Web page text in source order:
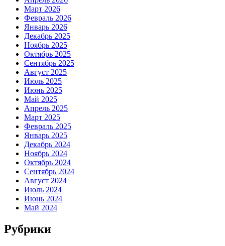
Март 2026
Февраль 2026
Январь 2026
Декабрь 2025
Ноябрь 2025
Октябрь 2025
Сентябрь 2025
Август 2025
Июль 2025
Июнь 2025
Май 2025
Апрель 2025
Март 2025
Февраль 2025
Январь 2025
Декабрь 2024
Ноябрь 2024
Октябрь 2024
Сентябрь 2024
Август 2024
Июль 2024
Июнь 2024
Май 2024
Рубрики